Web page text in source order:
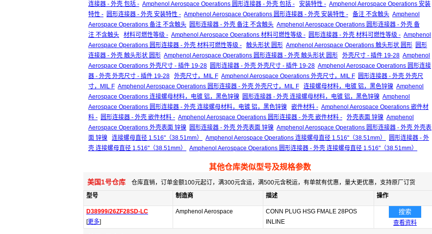
连接器 - 外壳 包括 - Amphenol Aerospace Operations 圆形连接器 - 外壳 包括 - 安装特性 - Amphenol Aerospace Operations 安装
特性 - 圆形连接器 - 外壳 安装特性 - Amphenol Aerospace Operations 圆形连接器 - 外壳 安装特性 - 备注 不含触头 Amphenol
Aerospace Operations 备注 不含触头 圆形连接器 - 外壳 备注 不含触头 Amphenol Aerospace Operations 圆形连接器 - 外壳 备
注 不含触头
材料可燃性等级 - Amphenol Aerospace Operations 材料可燃性等级 - 圆形连接器 - 外壳 材料可燃性等级 - Amphenol
Aerospace Operations 圆形连接器 - 外壳 材料可燃性等级 -
触头形状 圆形 Amphenol Aerospace Operations 触头形状 圆形 圆形
连接器 - 外壳 触头形状 圆形 Amphenol Aerospace Operations 圆形连接器 - 外壳 触头形状 圆形 外壳尺寸 - 插件 19-28 Amphenol
Aerospace Operations 外壳尺寸 - 插件 19-28 圆形连接器 - 外壳 外壳尺寸 - 插件 19-28 Amphenol Aerospace Operations 圆形连接
器 - 外壳 外壳尺寸 - 插件 19-28
外壳尺寸，MIL F Amphenol Aerospace Operations 外壳尺寸，MIL F 圆形连接器 - 外壳 外壳尺
寸，MIL F Amphenol Aerospace Operations 圆形连接器 - 外壳 外壳尺寸，MIL F 连接螺母材料，电镀 铝，黑色锌镍 Amphenol
Aerospace Operations 连接螺母材料，电镀 铝，黑色锌镍 圆形连接器 - 外壳 连接螺母材料，电镀 铝，黑色锌镍 Amphenol
Aerospace Operations 圆形连接器 - 外壳 连接螺母材料，电镀 铝，黑色锌镍
嵌件材料 - Amphenol Aerospace Operations 嵌件材
料 - 圆形连接器 - 外壳 嵌件材料 - Amphenol Aerospace Operations 圆形连接器 - 外壳 嵌件材料 - 外壳表面 锌镍 Amphenol
Aerospace Operations 外壳表面 锌镍 圆形连接器 - 外壳 外壳表面 锌镍 Amphenol Aerospace Operations 圆形连接器 - 外壳 外壳表
面 锌镍
连接螺母直径 1.516"（38.51mm） Amphenol Aerospace Operations 连接螺母直径 1.516"（38.51mm）
圆形连接器 - 外
壳 连接螺母直径 1.516"（38.51mm）
Amphenol Aerospace Operations 圆形连接器 - 外壳 连接螺母直径 1.516"（38.51mm）
其他仓库类似型号及规格参数
美国1号仓库 仓库直销，订单金额100元起订，满300元含运，满500元含税运，有单就有优惠，量大更优惠，支持原厂订货
型号
制造商 描述 操作
D38999/26ZF28SD-LC
[更多]
Amphenol Aerospace
CONN PLUG HSG FMALE 28POS
INLINE
搜索
查看资料